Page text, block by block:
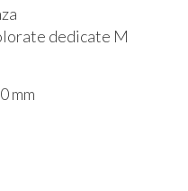
dedicate M
mm